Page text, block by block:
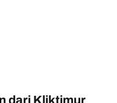
dari Kliktimur